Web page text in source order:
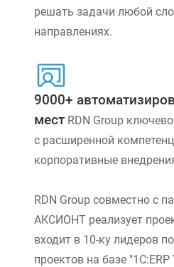
решать задачи любой
направлениях.
9000+
мест RDN Group
с расширенной
корпоративные
RDN Group совместно с
АКСИОНТ реализует
входит в 10-ку лидеров
проектов на базе